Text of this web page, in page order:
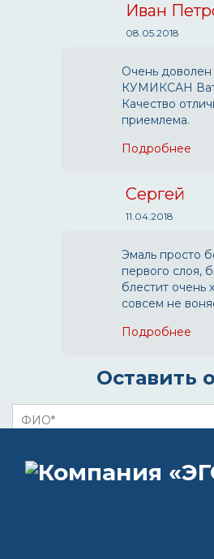
Иван
08.05.2018
Очень доволен
КУМИКСАН
Качество
приемлема.
Подробнее
Сергей
11.04.2018
Эмаль просто
первого слоя,
блестит
совсем не
Подробнее
Оставить